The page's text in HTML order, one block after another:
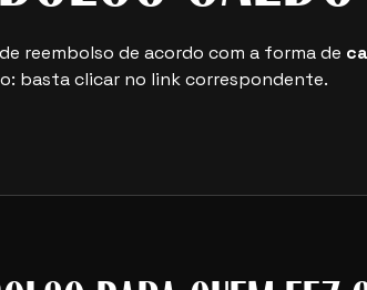
reembolso de acordo com a forma de
basta clicar no link correspondente.